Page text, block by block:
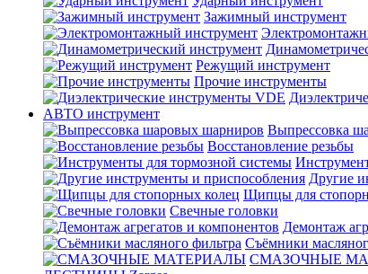
Зажимный инструмент
Режущий инструмент
Прочие инструменты
АВТО инструмент
Выпрессовка
Восстановление резьбы
Другие
Щипцы для
Свечные головки
Демонтаж
Съёмники
СМАЗОЧНЫЕ